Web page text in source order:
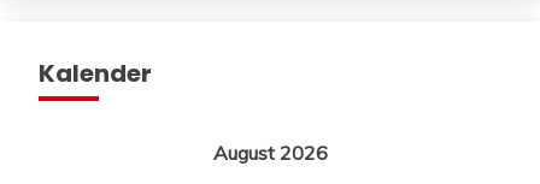
Kalender
August 2026